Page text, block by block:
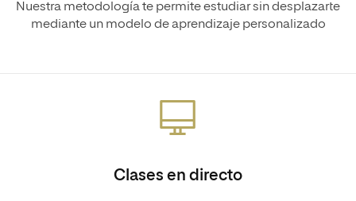
Nuestra metodología te permite estudiar sin desplazarte
mediante un modelo de aprendizaje personalizado
Clases en directo